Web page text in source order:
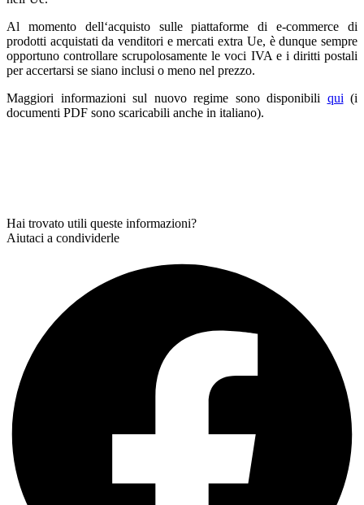
Al momento dell‘acquisto sulle piattaforme di e-commerce di
prodotti acquistati da venditori e mercati extra Ue, è dunque sempre
opportuno controllare scrupolosamente le voci IVA e i diritti postali
per accertarsi se siano inclusi o meno nel prezzo.
Maggiori informazioni sul nuovo regime sono disponibili qui (i
documenti PDF sono scaricabili anche in italiano).
Hai trovato utili queste informazioni?
Aiutaci a condividerle